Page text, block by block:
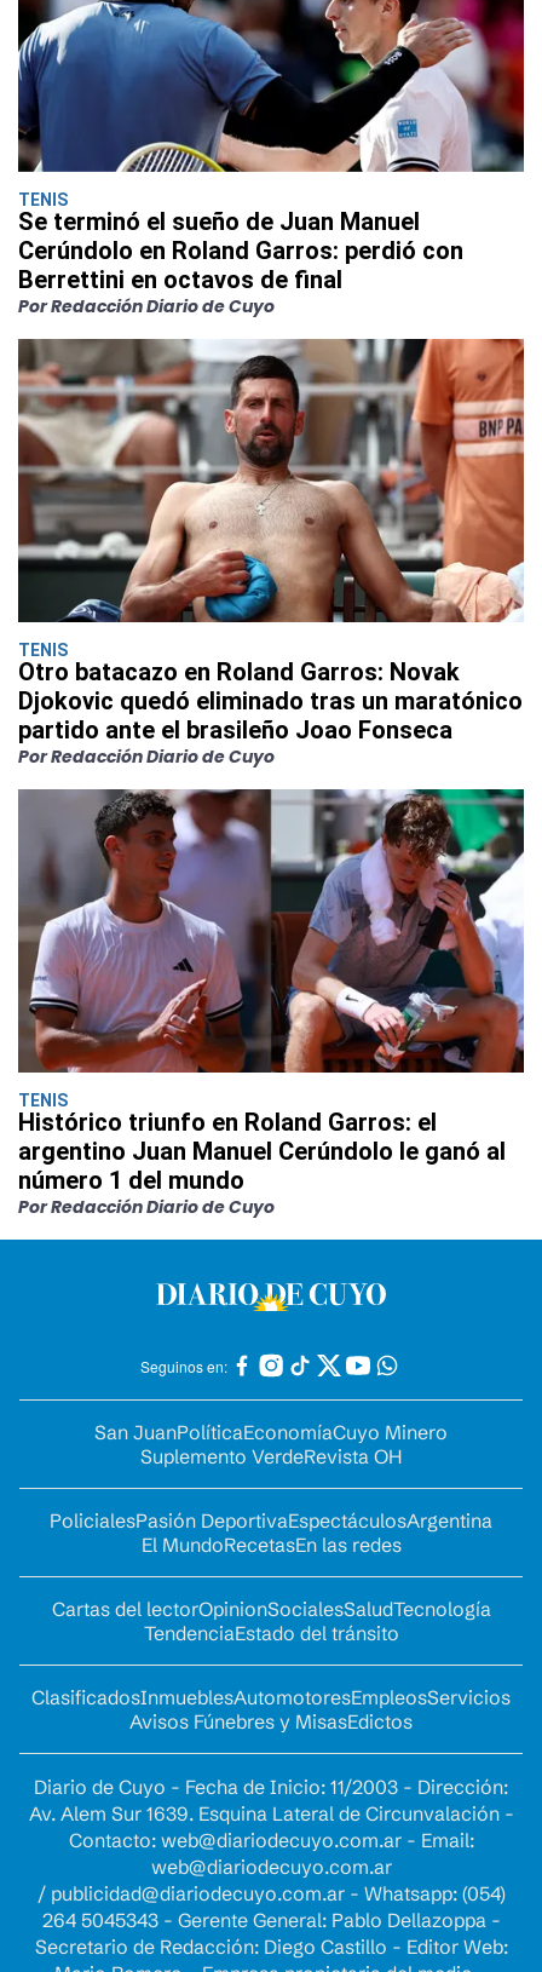
TENIS
Se terminó el sueño de Juan Manuel
Cerúndolo en Roland Garros: perdió con
Berrettini en octavos de final
Por Redacción Diario de Cuyo
TENIS
Otro batacazo en Roland Garros: Novak
Djokovic quedó eliminado tras un maratónico
partido ante el brasileño Joao Fonseca
Por Redacción Diario de Cuyo
TENIS
Histórico triunfo en Roland Garros: el
argentino Juan Manuel Cerúndolo le ganó al
número 1 del mundo
Por Redacción Diario de Cuyo
Seguinos en:
San JuanPolíticaEconomíaCuyo Minero
Suplemento VerdeRevista OH
PolicialesPasión DeportivaEspectáculosArgentina
El MundoRecetasEn las redes
Cartas del lectorOpinionSocialesSaludTecnología
TendenciaEstado del tránsito
ClasificadosInmueblesAutomotoresEmpleosServicios
Avisos Fúnebres y MisasEdictos
Diario de Cuyo - Fecha de Inicio: 11/2003 - Dirección:
Av. Alem Sur 1639. Esquina Lateral de Circunvalación -
Contacto: web@diariodecuyo.com.ar- Email:
web@diariodecuyo.com.ar
/ publicidad@diariodecuyo.com.ar- Whatsapp: (054)
264 5045343 - Gerente General: Pablo Dellazoppa -
Secretario de Redacción: Diego Castillo - Editor Web: